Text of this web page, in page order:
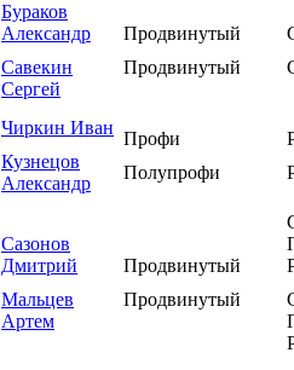
Бураков
Александр
Савекин
Сергей
Продвинутый
Продвинутый
Чиркин Иван
Кузнецов
Александр
Профи
Полупрофи
Сазонов
Дмитрий
Мальцев
Артем
Продвинутый
Продвинутый